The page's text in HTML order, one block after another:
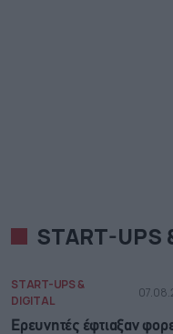
START-UPS
START-UPS &
DIGITAL
Ερευνητές έφτιαξαν